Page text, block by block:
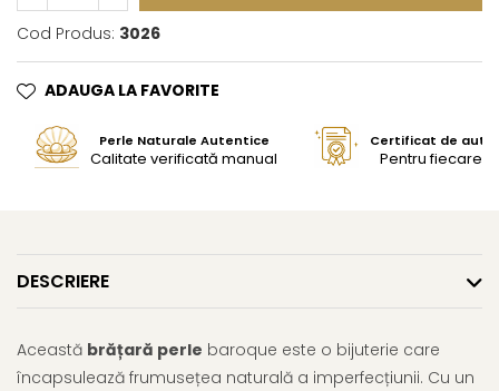
Cod Produs: 3026
ADAUGA LA FAVORITE
Perle Naturale Autentice
Calitate verificată manual
Certificat de
Pentru fiecare
DESCRIERE
Această brățară perle baroque este o bijuterie care
încapsulează frumusețea naturală a imperfecțiunii. Cu un